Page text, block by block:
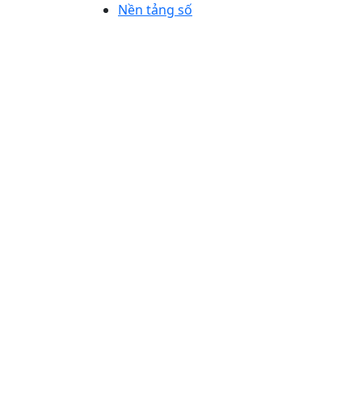
Nền tảng số